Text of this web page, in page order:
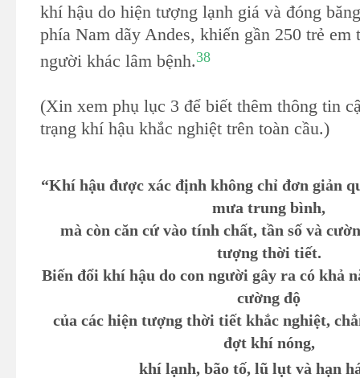
khí hậu do hiện tượng lạnh giá và đóng
phía Nam dãy Andes, khiến gần 250 trẻ em
người khác lâm bệnh.38
(Xin xem phụ lục 3 để biết thêm thông tin
trạng khí hậu khắc nghiệt trên toàn cầu.)
“Khí hậu được xác định không chỉ đơn giản
mưa trung bình,
mà còn căn cứ vào tính chất, tần số và
tượng thời tiết.
Biến đổi khí hậu do con người gây ra có khả
cường độ
của các hiện tượng thời tiết khắc nghiệt,
đợt khí nóng,
khí lạnh, bão tố, lũ lụt và hạn